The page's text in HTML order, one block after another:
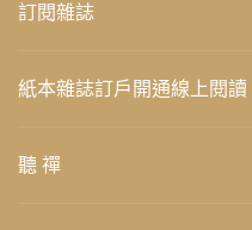
訂閱雜誌
紙本雜誌訂戶開通線上閱讀
聽 禪